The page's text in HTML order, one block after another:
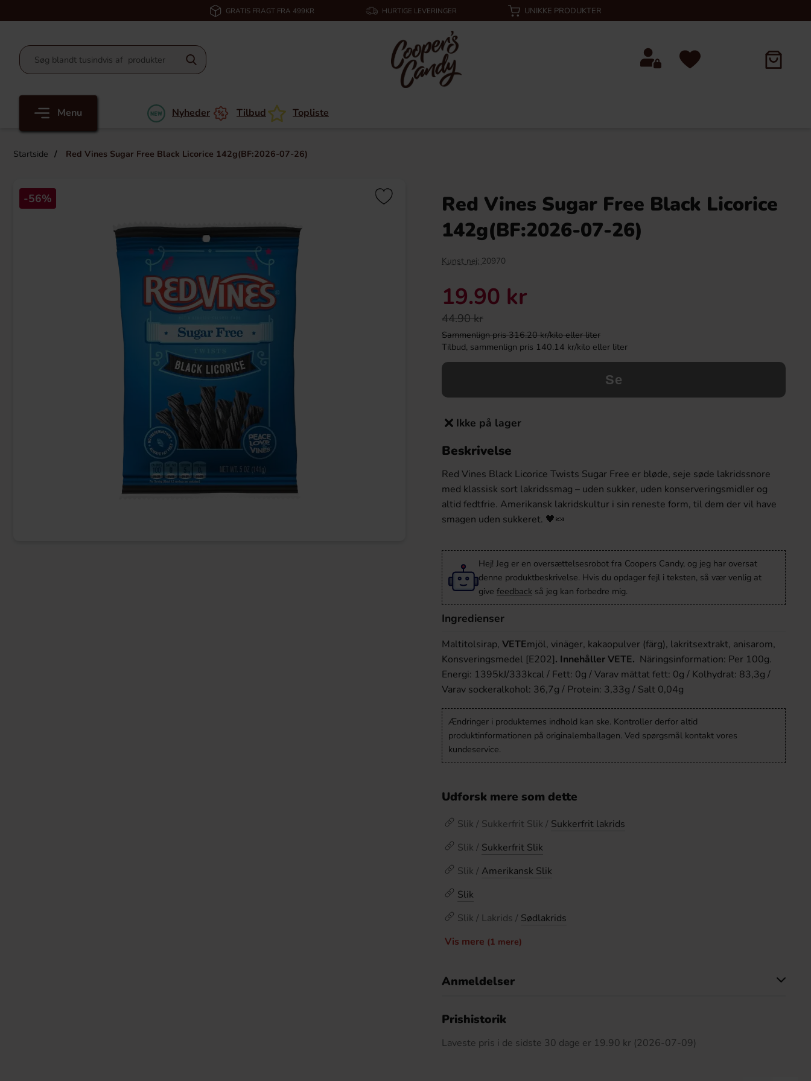
GRATIS FRAGT FRA 499KR HURTIGE LEVERINGER UNIKKE PRODUKTER
Menu Nyheder Tilbud Topliste
Startside Red Vines Sugar Free Black Licorice 142g(BF:2026-07-26)
-56%
Red Vines Sugar Free Black Licorice
142g(BF:2026-07-26)
Kunst nej: 20970
19.90 kr
44.90 kr
Sammenlign pris 316.20 kr/kilo eller liter
Tilbud, sammenlign pris 140.14 kr/kilo eller liter
Se
Ikke på lager
Beskrivelse
Red Vines Black Licorice Twists Sugar Free er bløde, seje søde lakridssnore
med klassisk sort lakridssmag – uden sukker, uden konserveringsmidler og
altid fedtfrie. Amerikansk lakridskultur i sin reneste form, til dem der vil have
smagen uden sukkeret. 🖤🍬
Hej! Jeg er en oversættelsesrobot fra Coopers Candy, og jeg har oversat
denne produktbeskrivelse. Hvis du opdager fejl i teksten, så vær venlig at
give feedback så jeg kan forbedre mig.
Ingredienser
Maltitolsirap, VETEmjöl, vinäger, kakaopulver (färg), lakritsextrakt, anisarom,
Konsveringsmedel [E202]. Innehåller VETE. Näringsinformation: Per 100g.
Energi: 1395kJ/333kcal / Fett: 0g / Varav mättat fett: 0g / Kolhydrat: 83,3g /
Varav sockeralkohol: 36,7g / Protein: 3,33g / Salt 0,04g
Ændringer i produkternes indhold kan ske. Kontroller derfor altid
produktinformationen på originalemballagen. Ved spørgsmål kontakt vores
kundeservice.
Udforsk mere som dette
Slik / Sukkerfrit Slik / Sukkerfrit lakrids
Slik / Sukkerfrit Slik
Slik / Amerikansk Slik
Slik
Slik / Lakrids / Sødlakrids
Vis mere (1 mere)
Anmeldelser
Prishistorik
Laveste pris i de sidste 30 dage er 19.90 kr (2026-07-09)